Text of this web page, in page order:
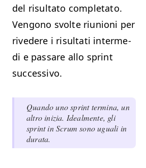
del risul­ta­to com­ple­ta­to.
Ven­gono svolte riu­nioni per
rivedere i risul­tati inter­me­
di e pas­sare allo sprint
successivo.
Quan­do uno sprint ter­mi­na, un
altro inizia. Ideal­mente, gli
sprint in Scrum sono uguali in
durata.